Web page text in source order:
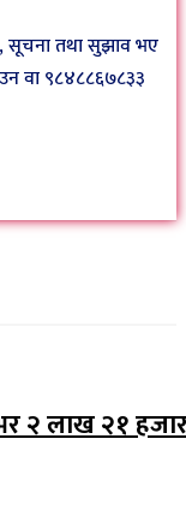
सूचना तथा सुझाव भए
वा ९८४८८६७८३३
२ लाख २१